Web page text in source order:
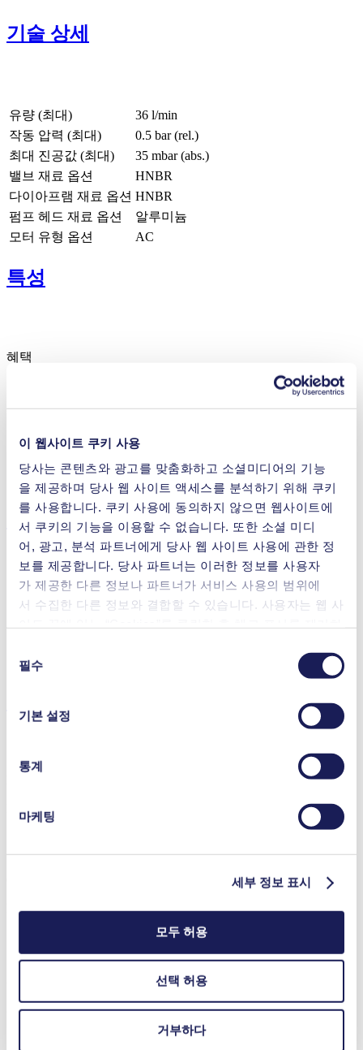
이 웹사이트 쿠키 사용
당사는 콘텐츠와 광고를 맞춤화하고 소셜미디어의 기능
을 제공하며 당사 웹 사이트 액세스를 분석하기 위해 쿠키
를 사용합니다. 쿠키 사용에 동의하지 않으면 웹사이트에
서 쿠키의 기능을 이용할 수 없습니다. 또한 소셜 미디
어, 광고, 분석 파트너에게 당사 웹 사이트 사용에 관한 정
보를 제공합니다. 당사 파트너는 이러한 정보를 사용자
가 제공한 다른 정보나 파트너가 서비스 사용의 범위에
서 수집한 다른 정보와 결합할 수 있습니다. 사용자는 웹 사
사용 중인 쿠키와 그 목적, 법적 토대, 저장 기간 등에 관
개인정보 취급 방침]을 참조하십
필수
기본 설정
통계
마케팅
세부 정보 표시
모두 허용
선택 허용
거부하다
기술 상세
유량 (최대)
36 l/min
작동 압력 (최대)
0.5 bar (rel.)
최대 진공값 (최대)
35 mbar (abs.)
밸브 재료 옵션
HNBR
다이아프램 재료 옵션 HNBR
펌프 헤드 재료 옵션
알루미늄
모터 유형 옵션
AC
특성
혜택
특성
다이아프램 펌프
어플리케이션
분석 기기
의료 장비
연료 전지
PDF (1 MB) - 데이터시트 - 영어
PDF (2 MB) - 작동 매뉴얼 - 영어
ZIP (33 MB) - CAD 파일 - 영어